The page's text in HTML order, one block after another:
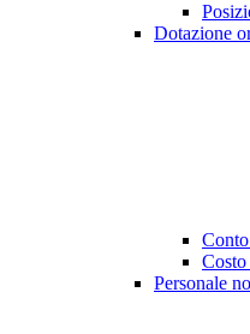
Dotazione
Costo
Personale